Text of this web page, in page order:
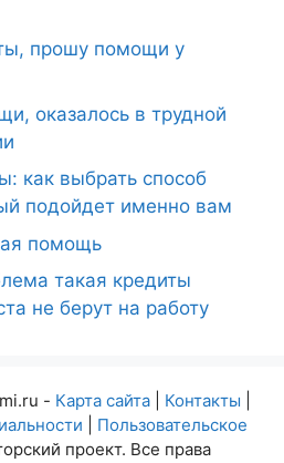
прошу помощи у
оказалось в трудной
как выбрать способ
подойдет именно вам
помощь
такая кредиты
не берут на работу
- Карта сайта| Контакты
Пользовательское
проект. Все права